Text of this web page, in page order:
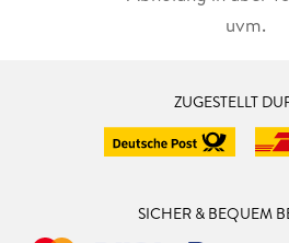
uvm.
ZUGESTELLT
SICHER & BEQUEM